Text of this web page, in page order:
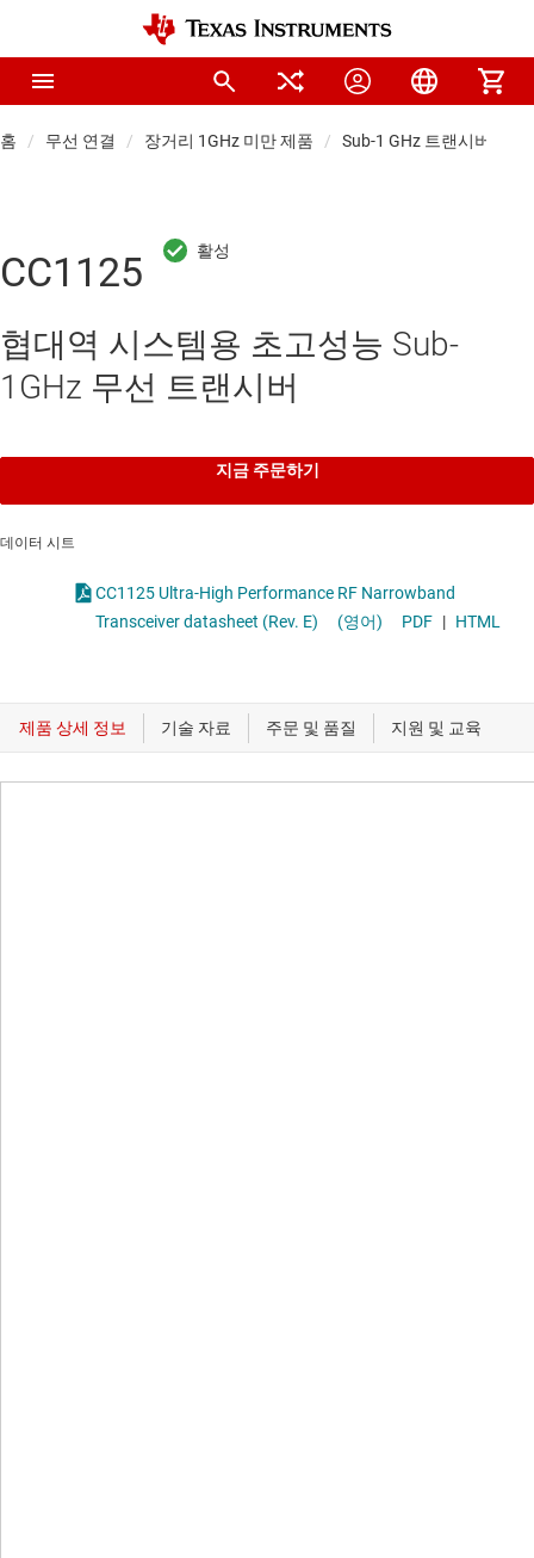
홈 무선 연결 장거리 1GHz 미만 제품 Sub-1 GHz 트랜시버
CC1125
협대역 시스템용 초고성능 Sub-
1GHz 무선 트랜시버
지금 주문하기
데이터 시트
CC1125 Ultra-High Performance RF Narrowband
Transceiver datasheet (Rev. E)
(영어) PDF | HTML